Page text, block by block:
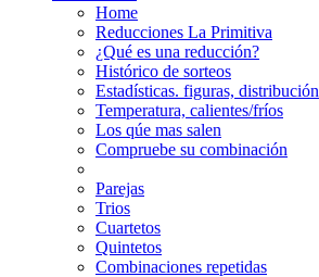
Home
Reducciones La Primitiva
¿Qué es una reducción?
Histórico de sorteos
Estadísticas. figuras, distribución
Temperatura, calientes/fríos
Los qúe mas salen
Compruebe su combinación
Parejas
Trios
Cuartetos
Quintetos
Combinaciones repetidas